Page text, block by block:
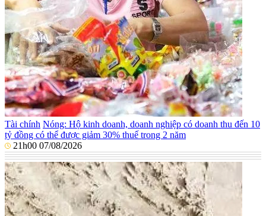
Tài chính Nóng: Hộ kinh doanh, doanh nghiệp có doanh thu đến 10
tỷ đồng có thể được giảm 30% thuế trong 2 năm
21h00 07/08/2026